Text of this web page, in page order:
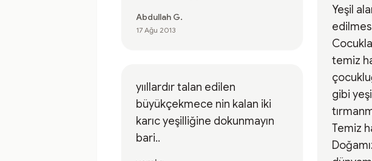
Abdullah G.
17 Ağu 2013
yııllardır talan edilen
büyükçekmece nin kalan iki
karıc yeşilliğine dokunmayın
bari..
Yeşil
temiz
gibi yeşili görmek, ağaca
Temiz